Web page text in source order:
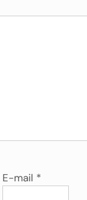
E-mail *